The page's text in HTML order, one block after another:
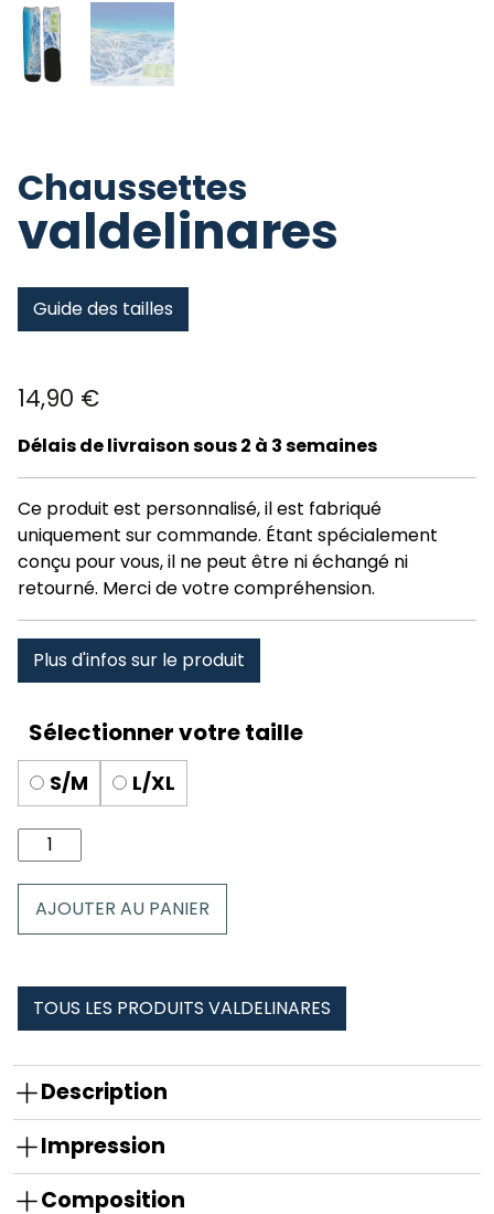
Chaussettes
valdelinares
Guide des tailles
14,90 €
Délais de livraison sous 2 à 3 semaines
Ce produit est personnalisé, il est fabriqué
uniquement sur commande. Étant spécialement
conçu pour vous, il ne peut être ni échangé ni
retourné. Merci de votre compréhension.
Plus d'infos sur le produit
S/M L/XL
quantité
de
valdelinares
AJOUTER AU PANIER
TOUS LES PRODUITS VALDELINARES
Description
Impression
Composition